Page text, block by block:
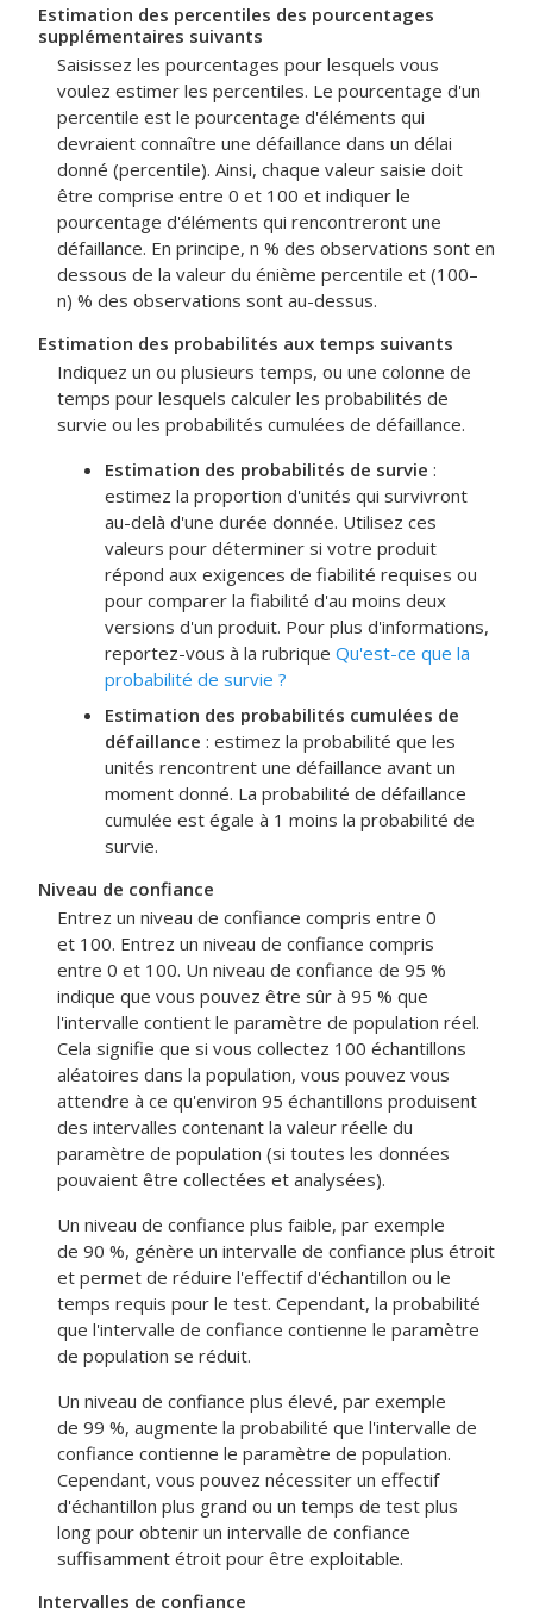
Estimation des percentiles des pourcentages
supplémentaires suivants
Saisissez les pourcentages pour lesquels vous
voulez estimer les percentiles. Le pourcentage d'un
percentile est le pourcentage d'éléments qui
devraient connaître une défaillance dans un délai
donné (percentile). Ainsi, chaque valeur saisie doit
être comprise entre 0 et 100 et indiquer le
pourcentage d'éléments qui rencontreront une
défaillance. En principe, n % des observations sont en
dessous de la valeur du énième percentile et (100–
n) % des observations sont au-dessus.
Estimation des probabilités aux temps suivants
Indiquez un ou plusieurs temps, ou une colonne de
temps pour lesquels calculer les probabilités de
survie ou les probabilités cumulées de défaillance.
Estimation des probabilités de survie :
estimez la proportion d'unités qui survivront
au-delà d'une durée donnée. Utilisez ces
valeurs pour déterminer si votre produit
répond aux exigences de fiabilité requises ou
pour comparer la fiabilité d'au moins deux
versions d'un produit. Pour plus d'informations,
reportez-vous à la rubrique Qu'est-ce que la
probabilité de survie ?
Estimation des probabilités cumulées de
défaillance : estimez la probabilité que les
unités rencontrent une défaillance avant un
moment donné. La probabilité de défaillance
cumulée est égale à 1 moins la probabilité de
survie.
Niveau de confiance
Entrez un niveau de confiance compris entre 0
et 100. Entrez un niveau de confiance compris
entre 0 et 100. Un niveau de confiance de 95 %
indique que vous pouvez être sûr à 95 % que
l'intervalle contient le paramètre de population réel.
Cela signifie que si vous collectez 100 échantillons
aléatoires dans la population, vous pouvez vous
attendre à ce qu'environ 95 échantillons produisent
des intervalles contenant la valeur réelle du
paramètre de population (si toutes les données
pouvaient être collectées et analysées).
Un niveau de confiance plus faible, par exemple
de 90 %, génère un intervalle de confiance plus étroit
et permet de réduire l'effectif d'échantillon ou le
temps requis pour le test. Cependant, la probabilité
que l'intervalle de confiance contienne le paramètre
de population se réduit.
Un niveau de confiance plus élevé, par exemple
de 99 %, augmente la probabilité que l'intervalle de
confiance contienne le paramètre de population.
Cependant, vous pouvez nécessiter un effectif
d'échantillon plus grand ou un temps de test plus
long pour obtenir un intervalle de confiance
suffisamment étroit pour être exploitable.
Intervalles de confiance